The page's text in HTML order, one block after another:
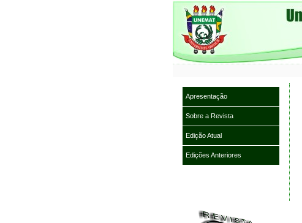
Apresentação
Sobre a Revista
Edição Atual
Edições Anteriores